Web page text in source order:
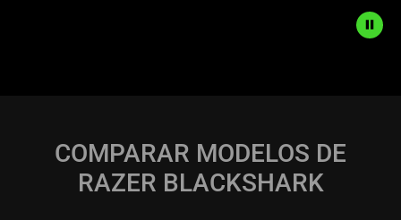
COMPARAR MODELOS DE
RAZER BLACKSHARK